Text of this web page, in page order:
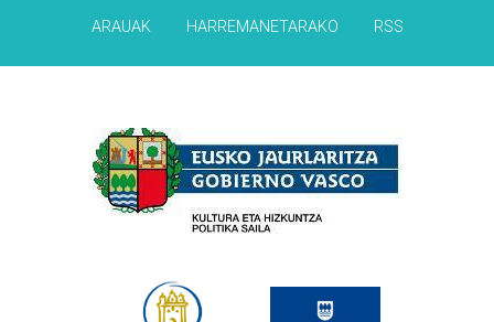
ARAUAK HARREMANETARAKO RSS